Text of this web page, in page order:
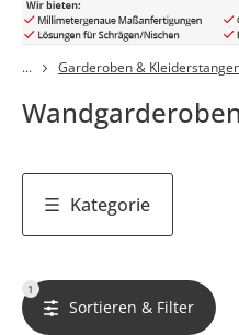
Garderoben &
Kategorie
1
Sortieren & Filter